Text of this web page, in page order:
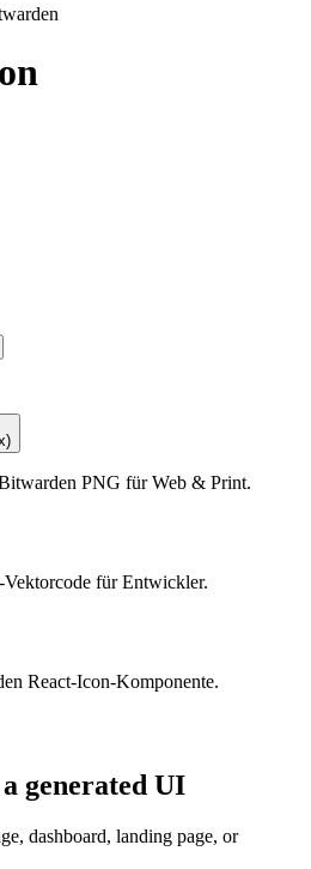
PNG für Web & Print.
für Entwickler.
React-Icon-Komponente.
generated UI
dashboard, landing page, or